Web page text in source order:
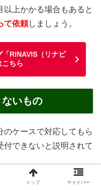
上かかる場合もあると
て依頼しましょう。
RINAVIS（リナビ
こちら
いもの
のケースで対応してもら
付できないと説明されて
の トップ サイドバー